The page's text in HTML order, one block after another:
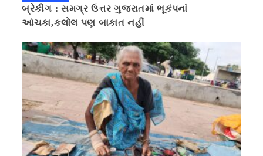
બ્રેકીંગ : સમગ્ર ઉત્તર ગુજરાતમાં ભૂકંપનાં
આંચકા,કલોલ પણ બાકાત નહીં